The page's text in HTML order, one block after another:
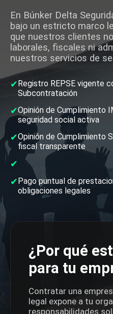
En Búnker Delta
bajo un estricto marco
que nuestros clientes
laborales, fiscales ni
nuestros servicios de
✔Registro REPSE vigente
Subcontratación
✔Opinión de Cumplimiento
seguridad social activa
✔Opinión de Cumplimiento
fiscal transparente
✔
✔Pago puntual de
obligaciones legales
¿Por qué
para tu
Contratar una
legal expone a tu
responsabilidades